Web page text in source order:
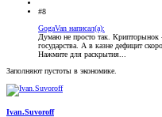
#8
GogaVan написал(а):
Думаю не просто так. Крипторынок
государства. А в казне дефицит
Нажмите для раскрытия...
Заполняют пустоты в экономике.
Ivan.Suvoroff